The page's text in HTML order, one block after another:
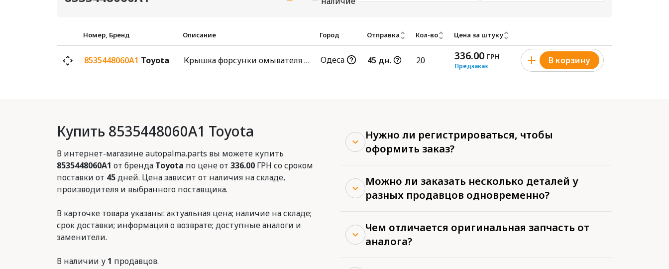
Номер, Бренд Описание Город Отправка Кол-во Цена за штуку
8535448060A1 Toyota Крышка форсунки омывателя фар Одеса 45 дн. 20 336.00 ГРН
Предзаказ
В корзину
Купить 8535448060A1 Toyota
В интернет-магазине autopalma.parts вы можете купить
8535448060A1 от бренда Toyota по цене от 336.00 ГРН со сроком
поставки от 45дней. Цена зависит от наличия на складе,
производителя и выбранного поставщика.
В карточке товара указаны: актуальная цена; наличие на складе;
срок доставки; информация о возврате; доступные аналоги и
заменители.
В наличии у 1 продавцов.
Нужно ли регистрироваться, чтобы
оформить заказ?
Можно ли заказать несколько деталей у
разных продавцов одновременно?
Чем отличается оригинальная запчасть от
аналога?